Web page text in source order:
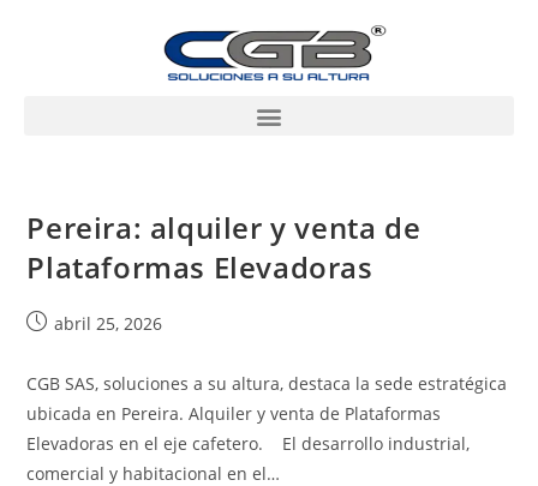
Pereira: alquiler y venta de
Plataformas Elevadoras
abril 25, 2026
CGB SAS, soluciones a su altura, destaca la sede estratégica
ubicada en Pereira. Alquiler y venta de Plataformas
Elevadoras en el eje cafetero. El desarrollo industrial,
comercial y habitacional en el…